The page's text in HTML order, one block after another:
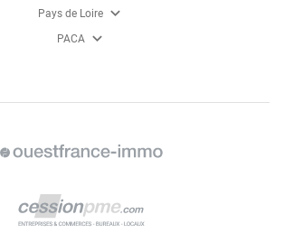
Pays de Loire expand_more
PACA expand_more